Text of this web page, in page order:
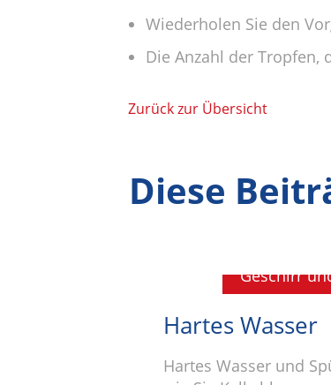
Wiederholen Sie den
Die Anzahl der Tropfen,
Zurück zur Übersicht
Diese
Geschirr
Hartes Wasser
Hartes Wasser und